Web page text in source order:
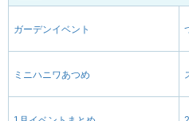
ガーデンイベント
ミニハニワあつめ